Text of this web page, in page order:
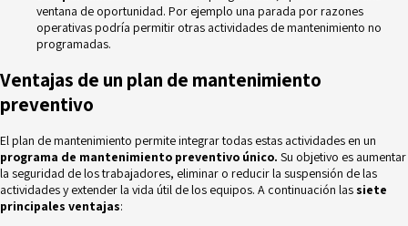
ventana de oportunidad. Por ejemplo una parada por razones
operativas podría permitir otras actividades de mantenimiento no
programadas.
Ventajas de un plan de mantenimiento
preventivo
El plan de mantenimiento permite integrar todas estas actividades en un
programa de mantenimiento preventivo único. Su objetivo es aumentar
la seguridad de los trabajadores, eliminar o reducir la suspensión de las
actividades y extender la vida útil de los equipos. A continuación las siete
principales ventajas: